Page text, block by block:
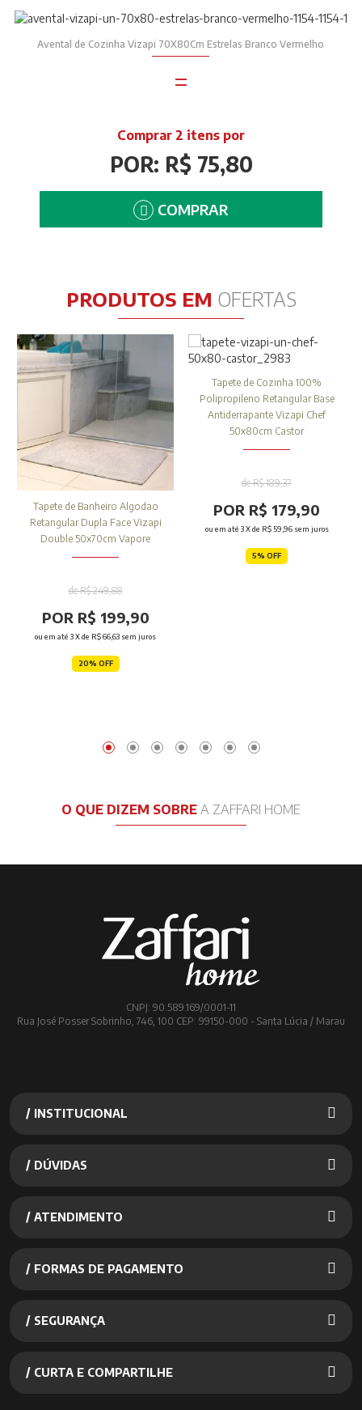
Avental de Cozinha Vizapi 70X80Cm Estrelas Branco Vermelho
=
Comprar 2 itens por
POR: R$ 75,80
COMPRAR
PRODUTOS EM OFERTAS
Tapete de Banheiro Algodao
Retangular Dupla Face Vizapi
Double 50x70cm Vapore
de R$ 249,88
POR R$ 199,90
ou em até 3X de R$ 66,63 sem juros
20% OFF
Tapete de Cozinha 100%
Polipropileno Retangular Base
Antiderrapante Vizapi Chef
50x80cm Castor
de R$ 189,37
POR R$ 179,90
ou em até 3X de R$ 59,96sem juros
5% OFF
O QUE DIZEM SOBRE A ZAFFARI HOME
CNPJ: 90.589.169/0001-11
Rua José Posser Sobrinho, 746, 100 CEP: 99150-000 - Santa Lúcia / Marau
/ INSTITUCIONAL
/ DÚVIDAS
/ ATENDIMENTO
/ FORMAS DE PAGAMENTO
/ SEGURANÇA
/ CURTA E COMPARTILHE